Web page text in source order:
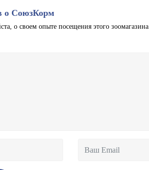
о СоюзКорм
о своем опыте посещения этого зоомагазина.